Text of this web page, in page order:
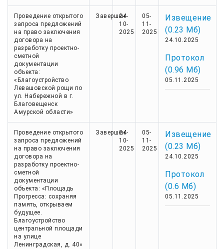
Проведение открытого
запроса предложений
на право заключения
договора на
разработку проектно-
сметной
документации
объекта:
«Благоустройство
Левашовской рощи по
ул. Набережной в г.
Благовещенск
Амурской области»
Завершен
24-
10-
2025
05-
11-
2025
Извещение
(0.23 Мб)
24.10.2025
Протокол
(0.96 Мб)
05.11.2025
Проведение открытого
запроса предложений
на право заключения
договора на
разработку проектно-
сметной
документации
объекта: «Площадь
Прогресса: сохраняя
память, открываем
будущее.
Благоустройство
центральной площади
на улице
Ленинградская, д. 40»
Завершен
24-
10-
2025
05-
11-
2025
Извещение
(0.23 Мб)
24.10.2025
Протокол
(0.6 Мб)
05.11.2025